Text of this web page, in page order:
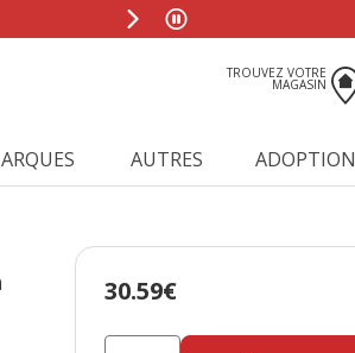
TROUVEZ VOTRE
MAGASIN
AUTRES ADOPTION
Prix 30.59€
30.59€